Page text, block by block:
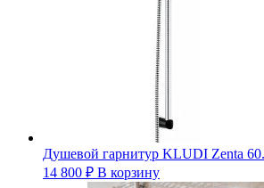
Душевой гарнитур KLUDI Zenta
14 800 ₽ В корзину